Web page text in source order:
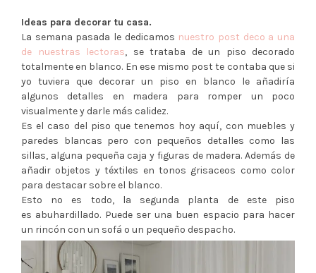
Ideas para decorar tu casa.
La semana pasada le dedicamos nuestro post deco a una
de nuestras lectoras, se trataba de un piso decorado
totalmente en blanco. En ese mismo post te contaba que si
yo tuviera que decorar un piso en blanco le añadiría
algunos detalles en madera para romper un poco
visualmente y darle más calidez.
Es el caso del piso que tenemos hoy aquí, con muebles y
paredes blancas pero con pequeños detalles como las
sillas, alguna pequeña caja y figuras de madera. Además de
añadir objetos y téxtiles en tonos grisaceos como color
para destacar sobre el blanco.
Esto no es todo, la segunda planta de este piso
es abuhardillado. Puede ser una buen espacio para hacer
un rincón con un sofá o un pequeño despacho.